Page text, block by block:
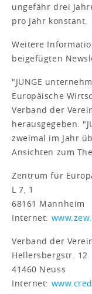
ungefähr drei
pro Jahr konstant.
Weitere
beigefügten
"JUNGE
Europäische
Verband der
herausgegeben.
zweimal im Jahr
Ansichten zum
Zentrum für
L 7, 1
68161 Mannheim
Internet:
Verband der
Hellersbergstr. 12
41460 Neuss
Internet: